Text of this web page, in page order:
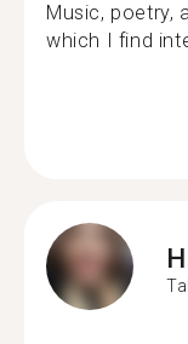
Music, poetry,
which I find